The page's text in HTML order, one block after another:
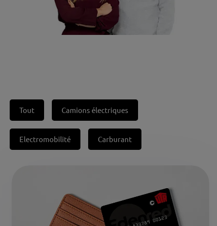
Tout Camions électriques
Electromobilité Carburant